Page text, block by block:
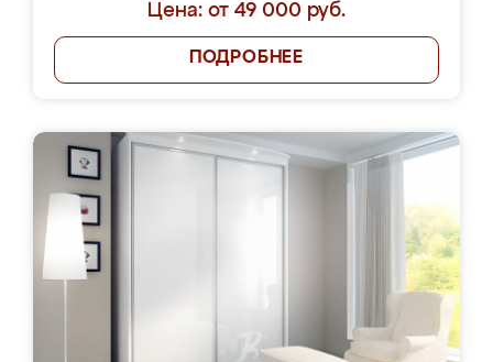
Цена: от 49 000 руб.
ПОДРОБНЕЕ